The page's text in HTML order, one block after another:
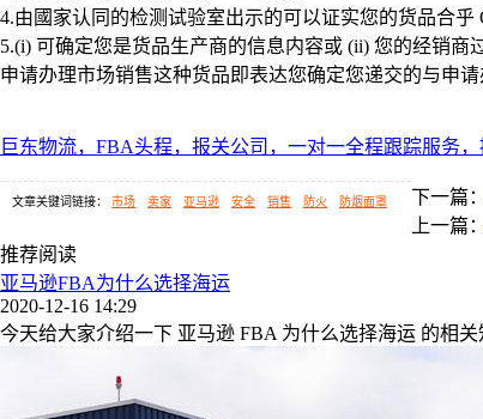
4.由國家认同的检测试验室出示的可以证实您的货品合乎
5.(i) 可确定您是货品生产商的信息内容或 (ii) 您的经销商
申请办理市场销售这种货品即表达您确定您递交的与申
巨东物流，FBA头程，报关公司，一对一全程跟踪服务，
文章关键词链接： 市场 卖家 亚马逊 安全 销售 防火 防烟面罩 下一篇：
上一篇：
推荐阅读
亚马逊FBA为什么选择海运
2020-12-16 14:29
今天给大家介绍一下 亚马逊 FBA 为什么选择海运 的相